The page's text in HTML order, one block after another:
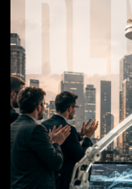
13 DE JULIO DE 2026
¿Cambias tus
que cometen el 57%